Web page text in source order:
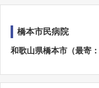
橋本市民病院
和歌山県橋本市（最寄